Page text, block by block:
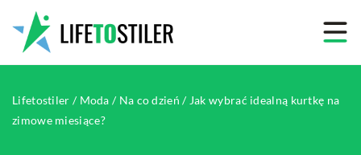
Lifetostiler / Moda / Na co dzień / Jak wybrać idealną kurtkę na
zimowe miesiące?